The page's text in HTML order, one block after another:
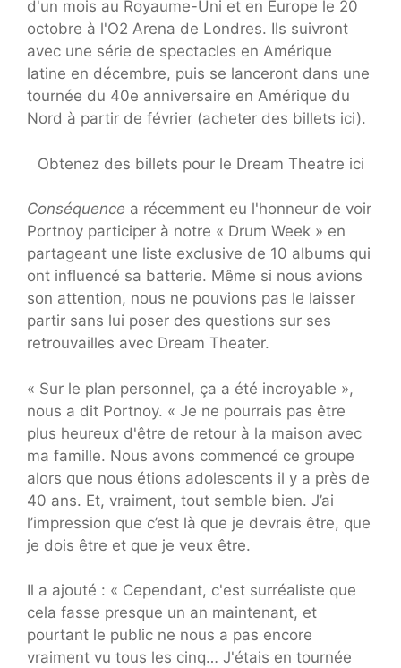
d'un mois au Royaume-Uni et en Europe le 20
octobre à l'O2 Arena de Londres. Ils suivront
avec une série de spectacles en Amérique
latine en décembre, puis se lanceront dans une
tournée du 40e anniversaire en Amérique du
Nord à partir de février (acheter des billets ici).
Obtenez des billets pour le Dream Theatre ici
Conséquence a récemment eu l'honneur de voir
Portnoy participer à notre « Drum Week » en
partageant une liste exclusive de 10 albums qui
ont influencé sa batterie. Même si nous avions
son attention, nous ne pouvions pas le laisser
partir sans lui poser des questions sur ses
retrouvailles avec Dream Theater.
« Sur le plan personnel, ça a été incroyable »,
nous a dit Portnoy. « Je ne pourrais pas être
plus heureux d'être de retour à la maison avec
ma famille. Nous avons commencé ce groupe
alors que nous étions adolescents il y a près de
40 ans. Et, vraiment, tout semble bien. J’ai
l’impression que c’est là que je devrais être, que
je dois être et que je veux être.
Il a ajouté : « Cependant, c'est surréaliste que
cela fasse presque un an maintenant, et
pourtant le public ne nous a pas encore
vraiment vu tous les cinq… J'étais en tournée